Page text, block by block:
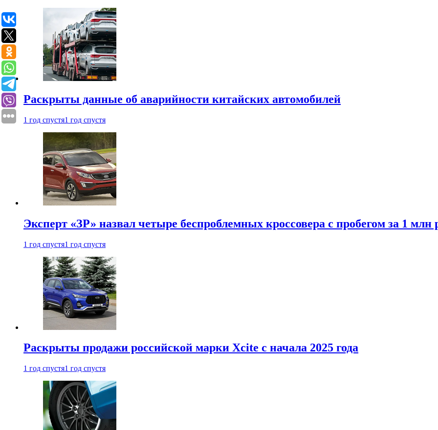
Раскрыты данные об аварийности китайских автомобилей
1 год спустя1 год спустя
Эксперт «ЗР» назвал четыре беспроблемных кроссовера с пробегом за 1 млн
1 год спустя1 год спустя
Раскрыты продажи российской марки Xcite с начала 2025 года
1 год спустя1 год спустя